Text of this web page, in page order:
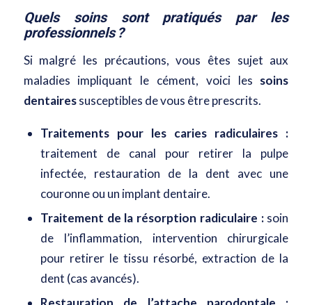
Quels soins sont pratiqués par les
professionnels ?
Si malgré les précautions, vous êtes sujet aux
maladies impliquant le cément, voici les soins
dentairessusceptibles de vous être prescrits.
Traitements pour les caries radiculaires :
traitement de canal pour retirer la pulpe
infectée, restauration de la dent avec une
couronne ou un implant dentaire.
Traitement de la résorption radiculaire : soin
de l’inflammation, intervention chirurgicale
pour retirer le tissu résorbé, extraction de la
dent (cas avancés).